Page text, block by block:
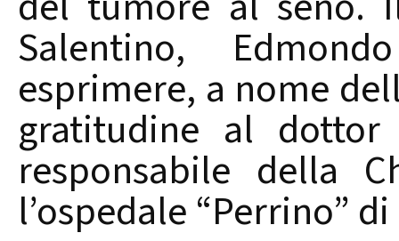
Salentino,
esprimere, a nome
gratitudine al dottor
responsabile della
l’ospedale “Perrino”